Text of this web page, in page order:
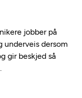
jobber på
underveis dersom
gir beskjed så